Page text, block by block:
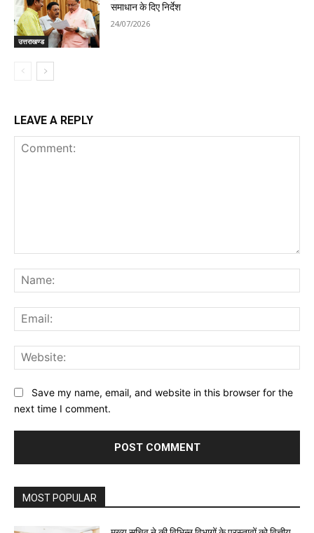
उत्तराखण्ड
समाधान के दिए निर्देश
24/07/2026
LEAVE A REPLY
Save my name, email, and website in this browser for the
next time I comment.
MOST POPULAR